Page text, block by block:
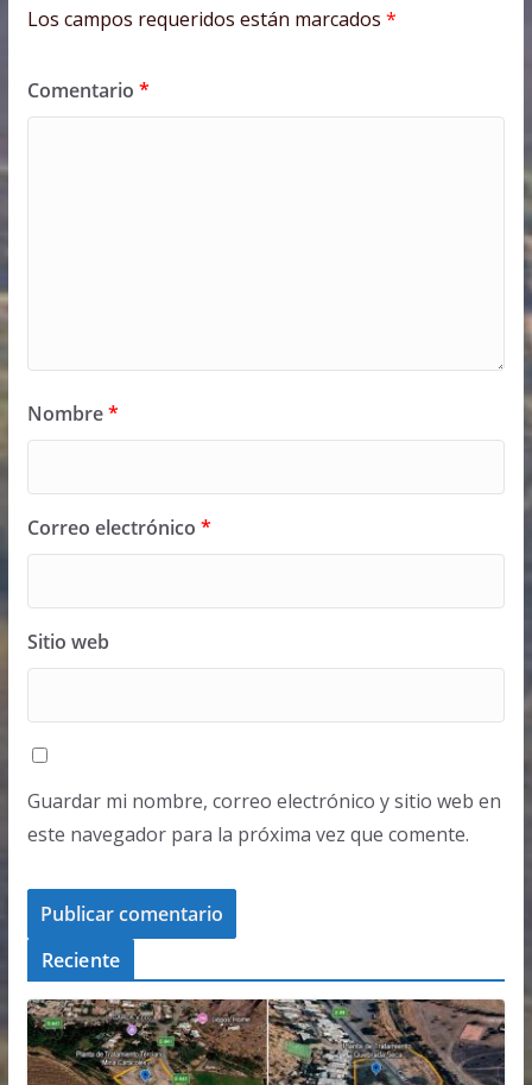
Los campos requeridos están marcados *
Comentario *
Nombre*
Correo electrónico *
Sitio web
Guardar mi nombre, correo electrónico y sitio web en
este navegador para la próxima vez que comente.
Reciente